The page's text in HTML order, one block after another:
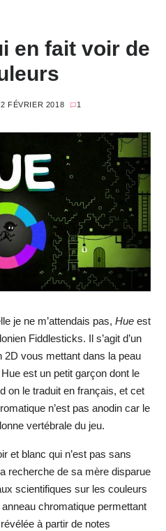
en fait voir de
2 FÉVRIER 2018 1
je ne m’attendais pas, Hueest
Fiddlesticks. Il s’agit d’un
2D vous mettant dans la peau
est un petit garçon dont le
on le traduit en français, et cet
n’est pas anodin car le
vertébrale du jeu.
et blanc qui n’est pas sans
recherche de sa mère disparue
scientifiques sur les couleurs
anneau chromatique permettant
à partir de notes